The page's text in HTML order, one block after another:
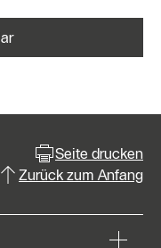
Seite drucken
Zurück zum Anfang